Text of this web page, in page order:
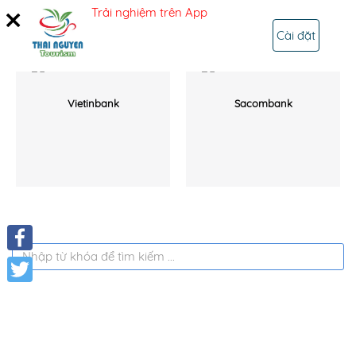
ĐĂNG NHẬP
Facebook
Vietinbank Sacombank
Trải nghiệm trên App
Cài đặt